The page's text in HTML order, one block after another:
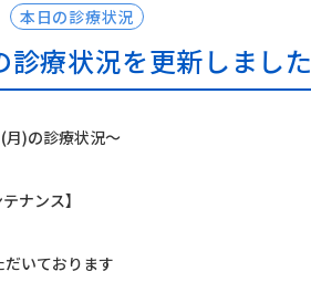
本日の診療状況
診療状況を更新しました
)の診療状況〜
ナンス】
いております